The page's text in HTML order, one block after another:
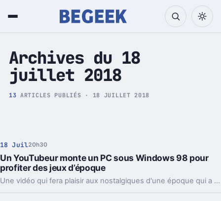
Tech et Pop culture
Archives du 18
juillet 2018
13 ARTICLES PUBLIÉS · 18 JUILLET 2018
18 Juil20h30
Un YouTubeur monte un PC sous Windows 98 pour
profiter des jeux d’époque
Une vidéo qui fera plaisir aux nostalgiques d'une époque qui a déjà vingt ans.